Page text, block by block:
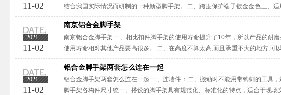
11-02
结合我国实际情况而研制的一种新型脚手架。 二、跨度保护端子镀金金色 三
体育场馆、会展中心、舞台、广告牌、商场、车站、码头、机场、桥梁、隧道···
2021
11-02
南京铝合金脚手架
南京铝合金脚手架 一、相比扣件脚手架的使用寿命提升了10年，所以产品的耐
使用寿命相对其他产品要高很多。 二、在高度不算太高,而且承重不大的地方,可
层楼房外墙施工,都是使用双排脚手架.高层楼房的施工,如果使用脚手架···
2021
11-02
铝合金脚手架两套怎么连在一起
铝合金脚手架两套怎么连在一起 一、连墙件： 二、搬动时不能用带钩刺的工具
脚手架各构件尺寸统一、搭设的脚手架具有规范化、标准化的特点，适合于现场